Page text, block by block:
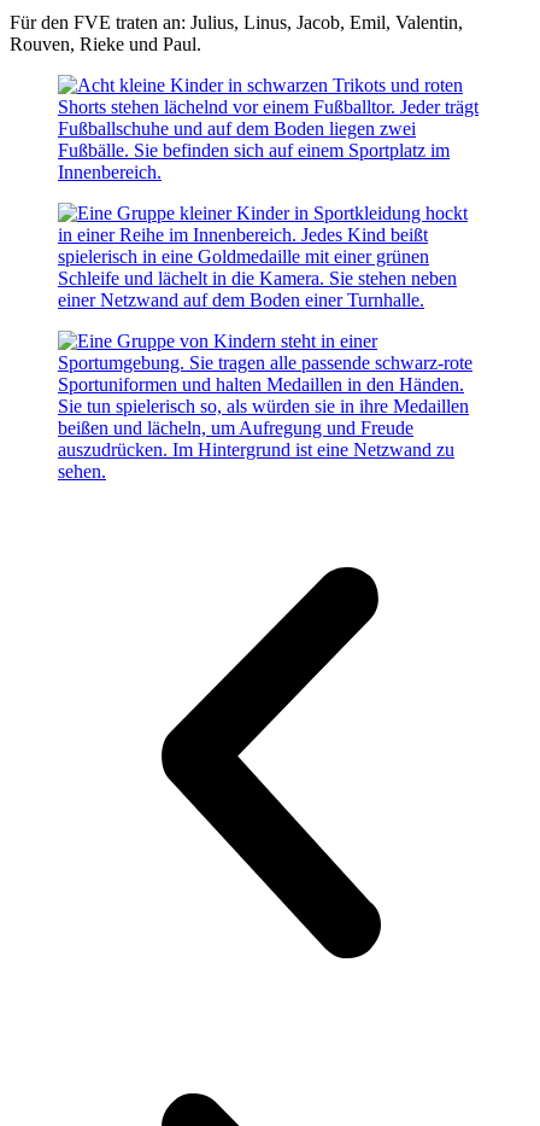
Für den FVE traten an: Julius, Linus, Jacob, Emil, Valentin,
Rouven, Rieke und Paul.